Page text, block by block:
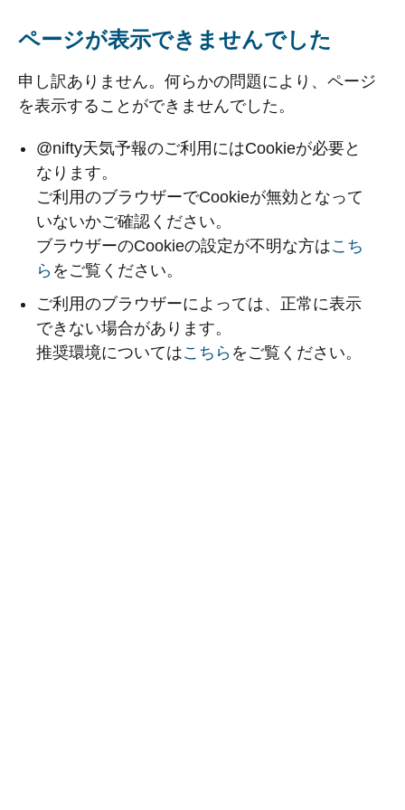
ページが表示できませんでした
申し訳ありません。何らかの問題により、ページ
を表示することができませんでした。
@nifty天気予報のご利用にはCookieが必要と
なります。
ご利用のブラウザーでCookieが無効となって
いないかご確認ください。
ブラウザーのCookieの設定が不明な方はこち
ら をご覧ください。
ご利用のブラウザーによっては、正常に表示
できない場合があります。
推奨環境についてはこちら をご覧ください。